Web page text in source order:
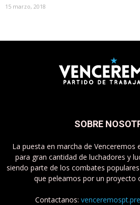
15 marzo, 2018
SOBRE
La puesta en marcha de Venceremos
para gran cantidad de luchadores y
siendo parte de los combates
que peleamos por un proyecto
Contactanos: